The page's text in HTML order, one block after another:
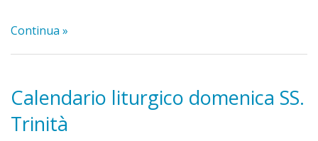
Continua »
Calendario liturgico domenica SS.
Trinità